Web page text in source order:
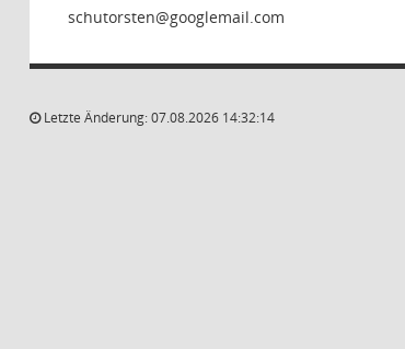
netsr
Letzte Änderung: 07.08.2026 14:32:14